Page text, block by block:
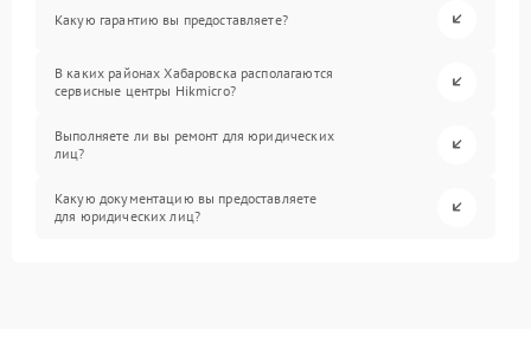
Какую гарантию вы предоставляете?
В каких районах Хабаровска располагаются
сервисные центры Hikmicro?
Выполняете ли вы ремонт для юридических
лиц?
Какую документацию вы предоставляете
для юридических лиц?